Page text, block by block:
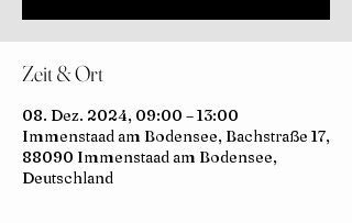
Zeit & Ort
08. Dez. 2024, 09:00 – 13:00
Immenstaad am Bodensee, Bachstraße 17,
88090 Immenstaad am Bodensee,
Deutschland